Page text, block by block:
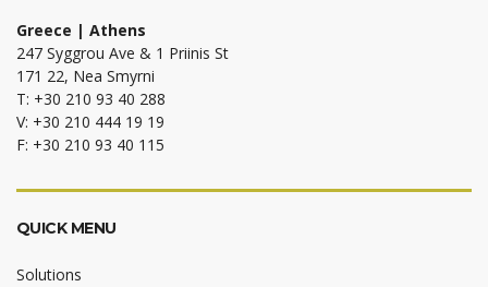
Greece | Athens
247 Syggrou Ave & 1 Priinis St
171 22, Nea Smyrni
T: +30 210 93 40 288
V: +30 210 444 19 19
F: +30 210 93 40 115
QUICK MENU
Solutions